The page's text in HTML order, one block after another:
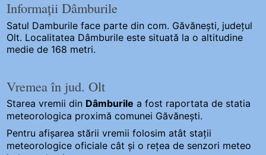
Informații Dâmburile
Satul Damburile face parte din com. Găvănești, județul
Olt. Localitatea Dâmburile este situată la o altitudine
medie de 168 metri.
Vremea în jud. Olt
Starea vremii din Dâmburile a fost raportata de statia
meteorologica proximă comunei Găvănești.
Pentru afișarea stării vremii folosim atât stații
meteorologice oficiale cât și o rețea de senzori meteo